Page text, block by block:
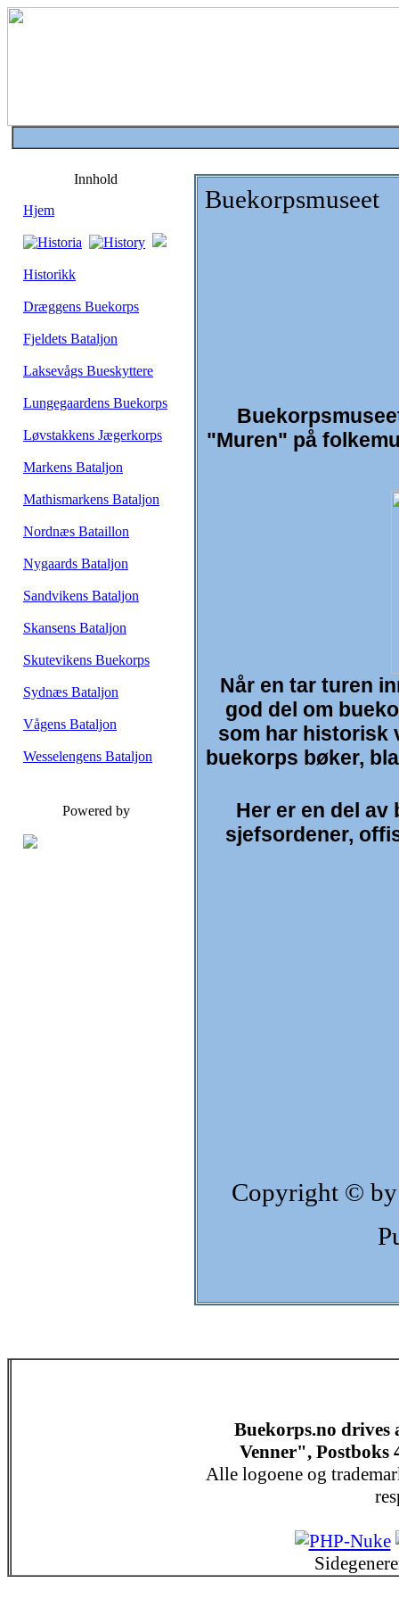
Innhold
Hjem
Historikk
Dræggens Buekorps
Fjeldets Bataljon
Laksevågs Bueskyttere
Lungegaardens Buekorps
Løvstakkens Jægerkorps
Markens Bataljon
Mathismarkens Bataljon
Nordnæs Bataillon
Nygaards Bataljon
Sandvikens Bataljon
Skansens Bataljon
Skutevikens Buekorps
Sydnæs Bataljon
Vågens Bataljon
Wesselengens Bataljon
Powered by
Buekorpsmuseet
"Muren" på
Når en tar turen
god del om
som har historisk
buekorps bøker,
Her er en del
sjefsordener,
Copyright © by
Buekorps.no drives
Venner", Postboks
Alle logoene og